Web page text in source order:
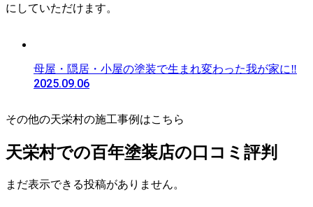
にしていただけます。
母屋・隠居・小屋の塗装で生まれ変わった我が家に‼
2025.09.06
その他の天栄村の施工事例はこちら
天栄村での百年塗装店の口コミ評判
まだ表示できる投稿がありません。